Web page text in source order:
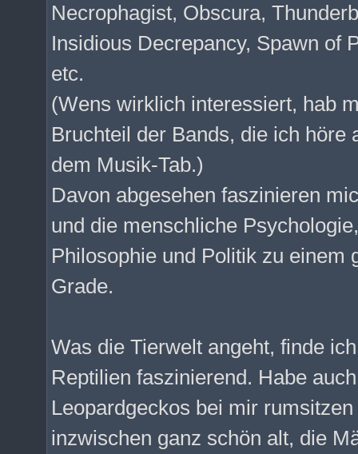
Necrophagist, Obscura,
Insidious Decrepancy, Spawn of
etc.
(Wens wirklich interessiert, hab
Bruchteil der Bands, die ich höre
dem Musik-Tab.)
Davon abgesehen faszinieren
und die menschliche
Philosophie und Politik zu einem
Grade.
Was die Tierwelt angeht, finde
Reptilien faszinierend. Habe
Leopardgeckos bei mir
inzwischen ganz schön alt, die